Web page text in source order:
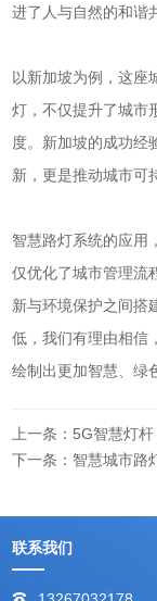
进了人与自然的和谐
以新加坡为例，这座
灯，不仅提升了城市
度。新加坡的成功经
新，更是推动城市可
智慧路灯系统的应用
仅优化了城市管理流
新与环境保护之间搭
低，我们有理由相信
绘制出更加智慧、绿
上一条：5G智慧灯
下一条：智慧城市路
联系我们